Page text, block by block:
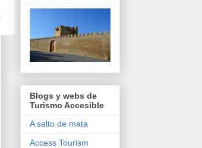
Blogs y webs de
Turismo Accesible
A salto de mata
Access Tourism